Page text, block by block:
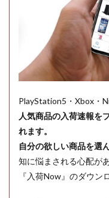
PlayStation5・Xbox・
人気商品の入荷速報を
れます。
自分の欲しい商品を選
知に悩まされる心配が
『入荷Now』のダウン